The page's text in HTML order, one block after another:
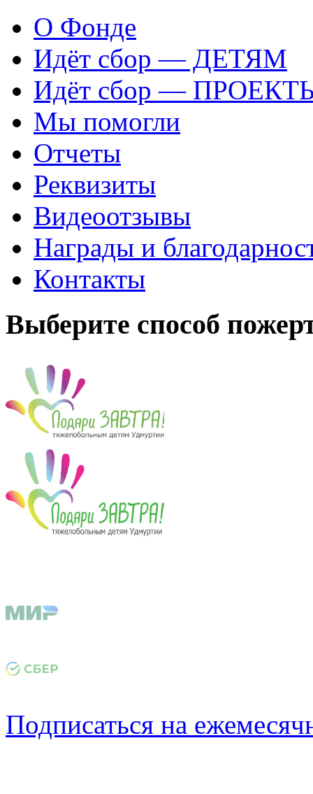
О Фонде
Идёт сбор — ДЕТЯМ
Идёт сбор —
Мы помогли
Отчеты
Реквизиты
Видеоотзывы
Награды и
Контакты
Выберите способ
Подписаться на